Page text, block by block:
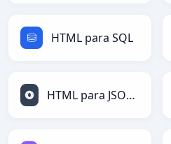
HTML para SQL
HTML para JSONLines